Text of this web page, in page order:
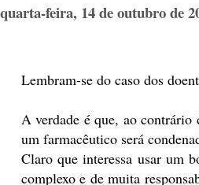
quarta-feira, 14 de outubro de
Lembram-se do caso dos
A verdade é que, ao
um farmacêutico será
Claro que interessa usar um
complexo e de muita